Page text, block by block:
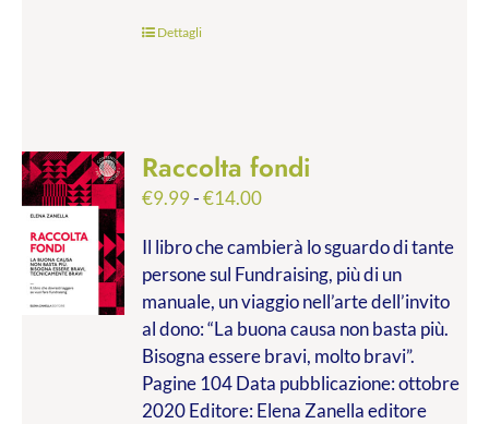
Dettagli
Raccolta fondi
€9.99-€14.00Fascia
prezzo:
da
€9.99
a
€14.00
Il libro che cambierà lo sguardo di tante
persone sul Fundraising, più di un
manuale, un viaggio nell’arte dell’invito
al dono: “La buona causa non basta più.
Bisogna essere bravi, molto bravi”.
Pagine 104 Data pubblicazione: ottobre
2020 Editore: Elena Zanella editore